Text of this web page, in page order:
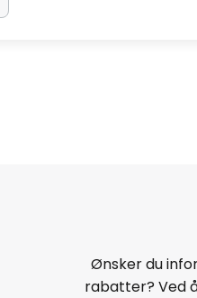
Ønsker du
rabatter? Ved